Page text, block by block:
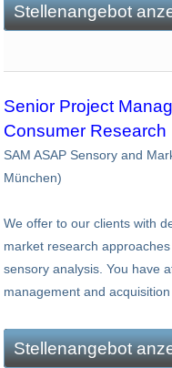
Stellenangebot
Senior Project
Consumer Research
SAM ASAP Sensory and
München)
We offer to our clients with
market research
sensory analysis. You have
management and
Stellenangebot